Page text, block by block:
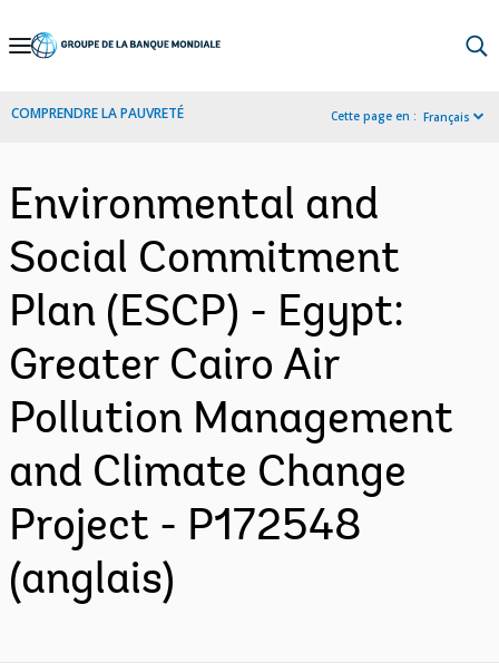
Skip
Navigation
COMPRENDRE LA PAUVRETÉ Cette page en : Français
Environmental and
Social Commitment
Plan (ESCP) - Egypt:
Greater Cairo Air
Pollution Management
and Climate Change
Project - P172548
(anglais)